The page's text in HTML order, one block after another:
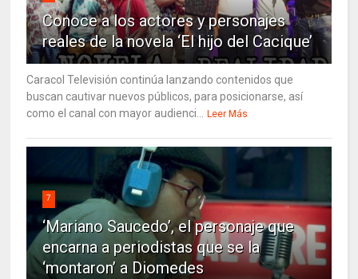
Conoce a los actores y personajes
reales de la novela ‘El hijo del Cacique’
Caracol Televisión continúa lanzando contenidos que
buscan cautivar nuevos públicos, para posicionarse, así
como el canal con mayor audienci...
Leer Más
7
‘Mariano Saucedo’, el personaje que
encarna a periodistas que se la
‘montaron’ a Diomedes